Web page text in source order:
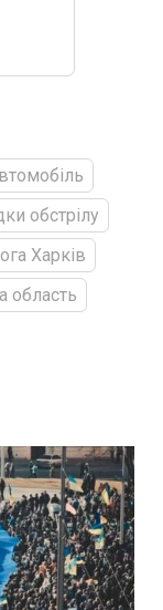
обстрілу
Харків
область